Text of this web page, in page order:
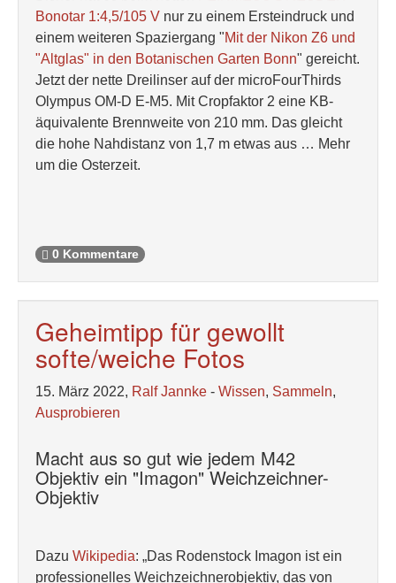
Bonotar 1:4,5/105 V nur zu einem Ersteindruck und
einem weiteren Spaziergang "Mit der Nikon Z6 und
"Altglas" in den Botanischen Garten Bonn" gereicht.
Jetzt der nette Dreilinser auf der microFourThirds
Olympus OM-D E-M5. Mit Cropfaktor 2 eine KB-
äquivalente Brennweite von 210 mm. Das gleicht
die hohe Nahdistanz von 1,7 m etwas aus … Mehr
um die Osterzeit.
0 Kommentare
Geheimtipp für gewollt
softe/weiche Fotos
15. März 2022, Ralf Jannke - Wissen, Sammeln,
Ausprobieren
Macht aus so gut wie jedem M42
Objektiv ein "Imagon" Weichzeichner-
Objektiv
Dazu Wikipedia: „Das Rodenstock Imagon ist ein
professionelles Weichzeichnerobjektiv, das von